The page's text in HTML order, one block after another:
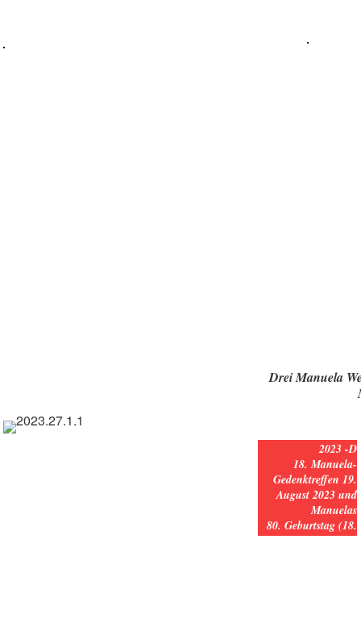
Drei Manuela
2023 -D
18. Manuela-
Gedenktreffen 19.
August 2023 und
Manuelas
80. Geburtstag (18.
August)